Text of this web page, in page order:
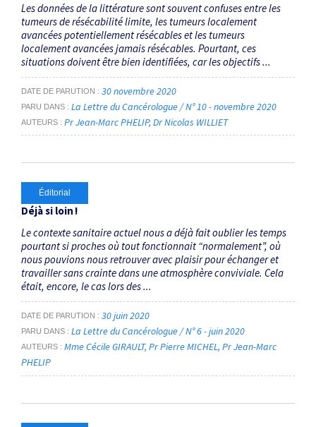
Les données de la littérature sont souvent confuses entre les
tumeurs de résécabilité limite, les tumeurs localement
avancées potentiellement résécables et les tumeurs
localement avancées jamais résécables. Pourtant, ces
situations doivent être bien identifiées, car les objectifs ...
DATE DE PARUTION 30 novembre 2020
PARU DANS La Lettre du Cancérologue / N° 10 - novembre 2020
AUTEURS Pr Jean-Marc PHELIP Dr Nicolas WILLIET
Éditorial
Déjà si loin !
Le contexte sanitaire actuel nous a déjà fait oublier les temps
pourtant si proches où tout fonctionnait “normalement”, où
nous pouvions nous retrouver avec plaisir pour échanger et
travailler sans crainte dans une atmosphère conviviale. Cela
était, encore, le cas lors des ...
DATE DE PARUTION 30 juin 2020
PARU DANS La Lettre du Cancérologue / N° 6 - juin 2020
AUTEURS Mme Cécile GIRAULT Pr Pierre MICHEL Pr Jean-Marc
PHELIP